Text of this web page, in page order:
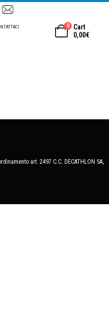
0
Cart
0,00€
art. 2497 C.C. DECATHLON SA,